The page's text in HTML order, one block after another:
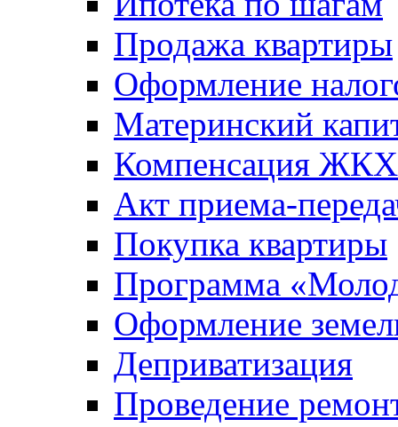
Продажа квартиры
Оформление
Материнский
Компенсация ЖКХ
Акт приема-
Покупка квартиры
Программа
Оформление
Деприватизация
Проведение